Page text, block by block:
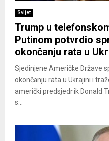
Svijet
Trump u
Putinom potvrdio
okončanju rata u
Sjedinjene Američke Države
okončanju rata u Ukrajini i
američki predsjednik Donald
s...